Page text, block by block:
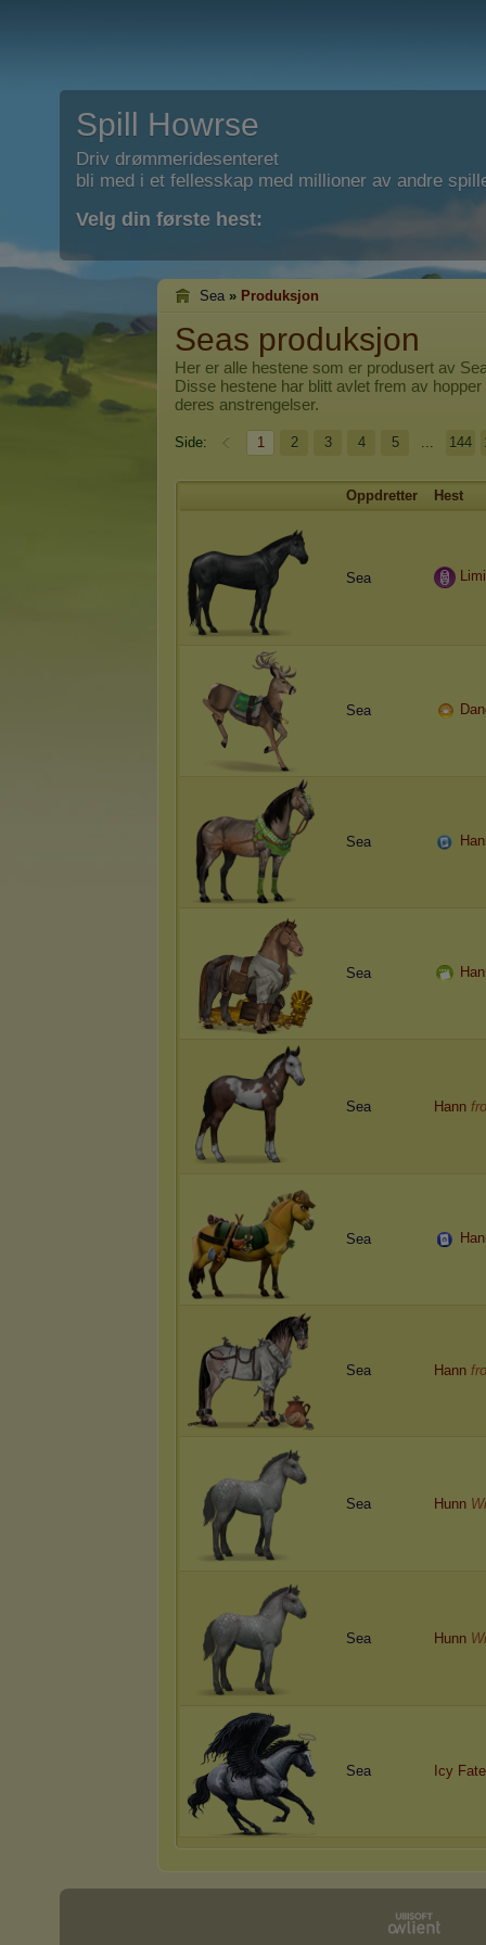
Spill Howrse
Driv drømmeridesenteret
bli med i et fellesskap med millioner av andre
Velg din første hest:
Sea » Produksjon
Seas produksjon
Her er alle hestene som er produsert av
Disse hestene har blitt avlet frem av
deres anstrengelser.
Side: 1 2 3 4 5 ... 144
Oppdretter Hest
Sea
Sea
Sea
Sea
Sea Hann
Sea
Sea Hann
Sea Hunn
Sea Hunn
Sea Icy Fate